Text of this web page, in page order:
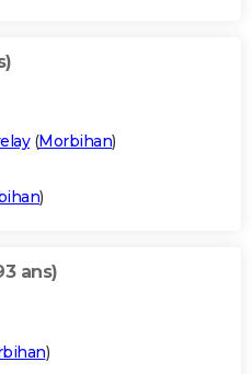
(Morbihan)
)
ans)
)